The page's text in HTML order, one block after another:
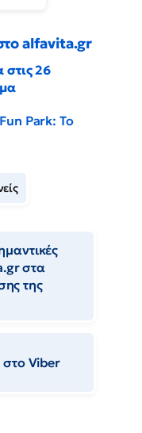
alfavita.gr
στις 26
Park: Το
στα
της
Viber